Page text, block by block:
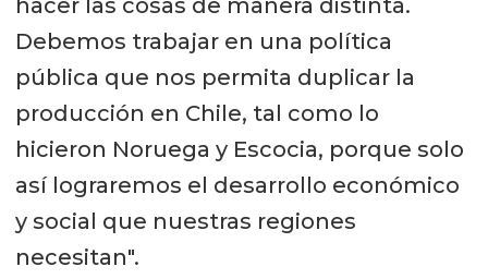
Debemos trabajar en una política
pública que nos permita duplicar la
producción en Chile, tal como lo
hicieron Noruega y Escocia, porque solo
así lograremos el desarrollo económico
y social que nuestras regiones
necesitan".